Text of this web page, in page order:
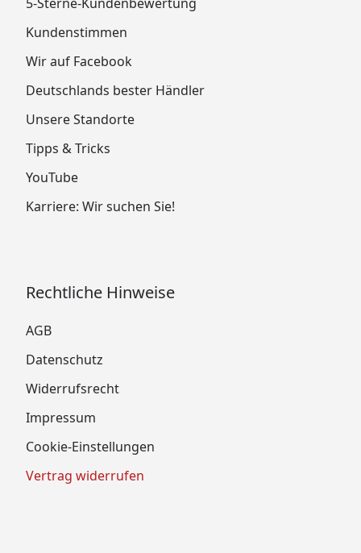
Kundenstimmen
Wir auf Facebook
Deutschlands bester Händler
Unsere Standorte
Tipps & Tricks
YouTube
Karriere: Wir suchen Sie!
Rechtliche Hinweise
AGB
Datenschutz
Widerrufsrecht
Impressum
Cookie-Einstellungen
Vertrag widerrufen